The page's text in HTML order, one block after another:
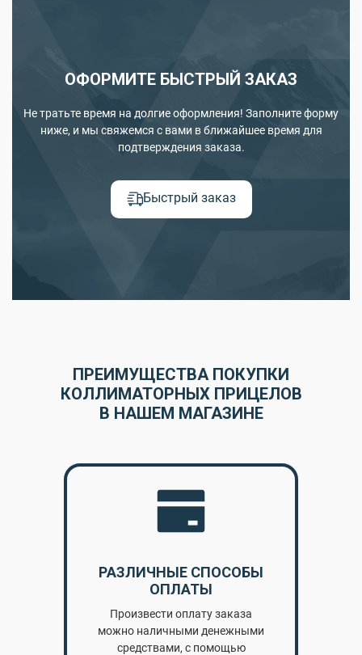
ОФОРМИТЕ БЫСТРЫЙ ЗАКАЗ
Не тратьте время на долгие оформления! Заполните форму
ниже, и мы свяжемся с вами в ближайшее время для
подтверждения заказа.
Быстрый заказ
ПРЕИМУЩЕСТВА ПОКУПКИ
КОЛЛИМАТОРНЫХ ПРИЦЕЛОВ
В НАШЕМ МАГАЗИНЕ
РАЗЛИЧНЫЕ СПОСОБЫ
ОПЛАТЫ
Произвести оплату заказа
можно наличными денежными
средствами, с помощью